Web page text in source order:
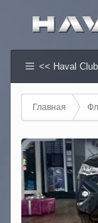
<< Haval Club
Главная